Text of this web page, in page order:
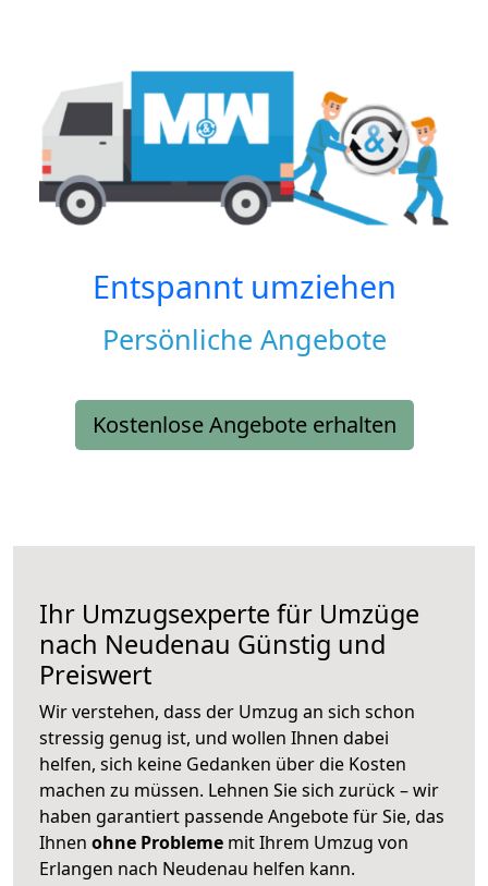
Entspannt umziehen
Persönliche Angebote
Kostenlose Angebote erhalten
Ihr Umzugsexperte für Umzüge
nach Neudenau Günstig und
Preiswert
Wir verstehen, dass der Umzug an sich schon
stressig genug ist, und wollen Ihnen dabei
helfen, sich keine Gedanken über die Kosten
machen zu müssen. Lehnen Sie sich zurück – wir
haben garantiert passende Angebote für Sie, das
Ihnen ohne Probleme mit Ihrem Umzug von
Erlangen nach Neudenau helfen kann.